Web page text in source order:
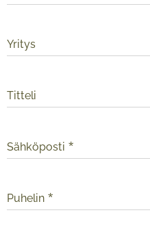
Yritys
Titteli
Sähköposti
Puhelin